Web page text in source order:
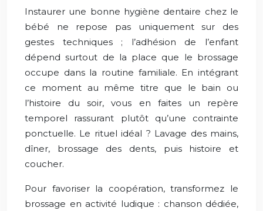
Instaurer une bonne hygiène dentaire chez le
bébé ne repose pas uniquement sur des
gestes techniques ; l’adhésion de l’enfant
dépend surtout de la place que le brossage
occupe dans la routine familiale. En intégrant
ce moment au même titre que le bain ou
l’histoire du soir, vous en faites un repère
temporel rassurant plutôt qu’une contrainte
ponctuelle. Le rituel idéal ? Lavage des mains,
dîner, brossage des dents, puis histoire et
coucher.
Pour favoriser la coopération, transformez le
brossage en activité ludique : chanson dédiée,